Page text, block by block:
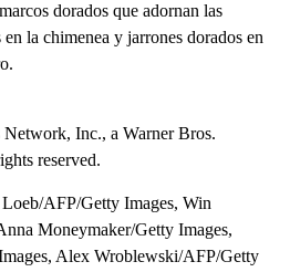
dorados que adornan las
la chimenea y jarrones dorados en
Inc., a Warner Bros.
reserved.
AFP/Getty Images, Win
Moneymaker/Getty Images,
Alex Wroblewski/AFP/Getty